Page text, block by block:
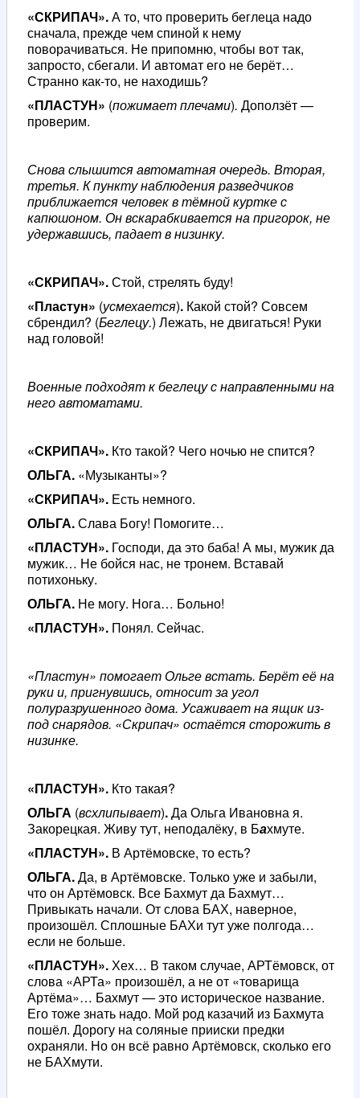
«СКРИПАЧ».А то, что проверить беглеца надо
сначала, прежде чем спиной к нему
поворачиваться. Не припомню, чтобы вот так,
запросто, сбегали. И автомат его не берёт…
Странно как-то, не находишь?
«ПЛАСТУН» (пожимает плечами). Доползёт —
проверим.
Снова слышится автоматная очередь. Вторая,
третья. К пункту наблюдения разведчиков
приближается человек в тёмной куртке с
капюшоном. Он вскарабкивается на пригорок, не
удержавшись, падает в низинку.
«СКРИПАЧ».Стой, стрелять буду!
«Пластун» (усмехается). Какой стой? Совсем
сбрендил? (Беглецу.) Лежать, не двигаться! Руки
над головой!
Военные подходят к беглецу с направленными на
него автоматами.
«СКРИПАЧ». Кто такой? Чего ночью не спится?
ОЛЬГА. «Музыканты»?
«СКРИПАЧ». Есть немного.
ОЛЬГА.Слава Богу! Помогите…
«ПЛАСТУН». Господи, да это баба! А мы, мужик да
мужик… Не бойся нас, не тронем. Вставай
потихоньку.
ОЛЬГА. Не могу. Нога… Больно!
«ПЛАСТУН». Понял. Сейчас.
«Пластун» помогает Ольге встать. Берёт её на
руки и, пригнувшись, относит за угол
полуразрушенного дома. Усаживает на ящик из-
под снарядов. «Скрипач» остаётся сторожить в
низинке.
«ПЛАСТУН». Кто такая?
ОЛЬГА (всхлипывает).Да Ольга Ивановна я.
Закорецкая. Живу тут, неподалёку, в Бахмуте.
«ПЛАСТУН». В Артёмовске, то есть?
ОЛЬГА.Да, в Артёмовске. Только уже и забыли,
что он Артёмовск. Все Бахмут да Бахмут…
Привыкать начали. От слова БАХ, наверное,
произошёл. Сплошные БАХи тут уже полгода…
если не больше.
«ПЛАСТУН».Хех… В таком случае, АРТёмовск, от
слова «АРТа» произошёл, а не от «товарища
Артёма»… Бахмут — это историческое название.
Его тоже знать надо. Мой род казачий из Бахмута
пошёл. Дорогу на соляные прииски предки
охраняли. Но он всё равно Артёмовск, сколько его
не БАХмути.